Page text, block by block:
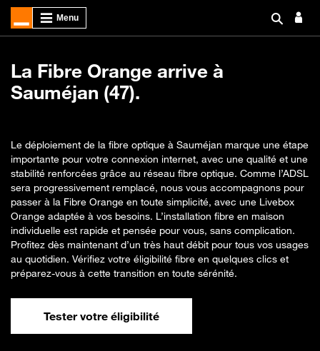
La Fibre Orange arrive à
Sauméjan (47).
Le déploiement de la fibre optique à Sauméjan marque une étape
importante pour votre connexion internet, avec une qualité et une
stabilité renforcées grâce au réseau fibre optique. Comme l’ADSL
sera progressivement remplacé, nous vous accompagnons pour
passer à la Fibre Orange en toute simplicité, avec une Livebox
Orange adaptée à vos besoins. L’installation fibre en maison
individuelle est rapide et pensée pour vous, sans complication.
Profitez dès maintenant d’un très haut débit pour tous vos usages
au quotidien. Vérifiez votre éligibilité fibre en quelques clics et
préparez-vous à cette transition en toute sérénité.
Tester votre éligibilité